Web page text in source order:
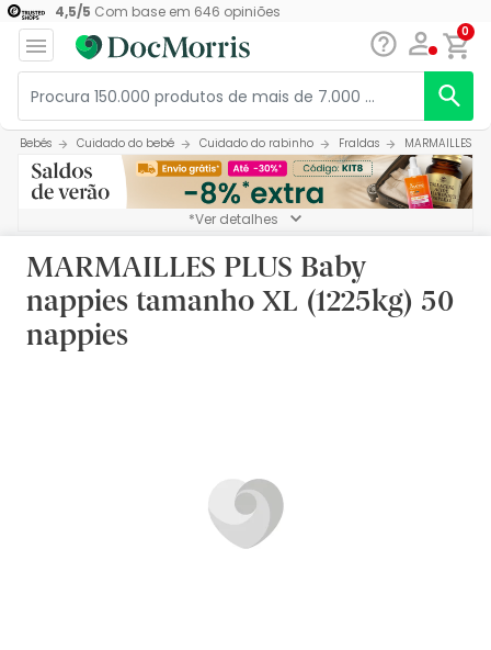
4,5/5 Com base em 646 opiniões
0
Bebés Cuidado do bebé Cuidado do rabinho Fraldas MARMAILLES
*Ver detalhes
MARMAILLES PLUS Baby
nappies tamanho XL (1225kg) 50
nappies